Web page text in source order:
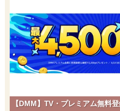
【DMM】TV・プレミアム無料